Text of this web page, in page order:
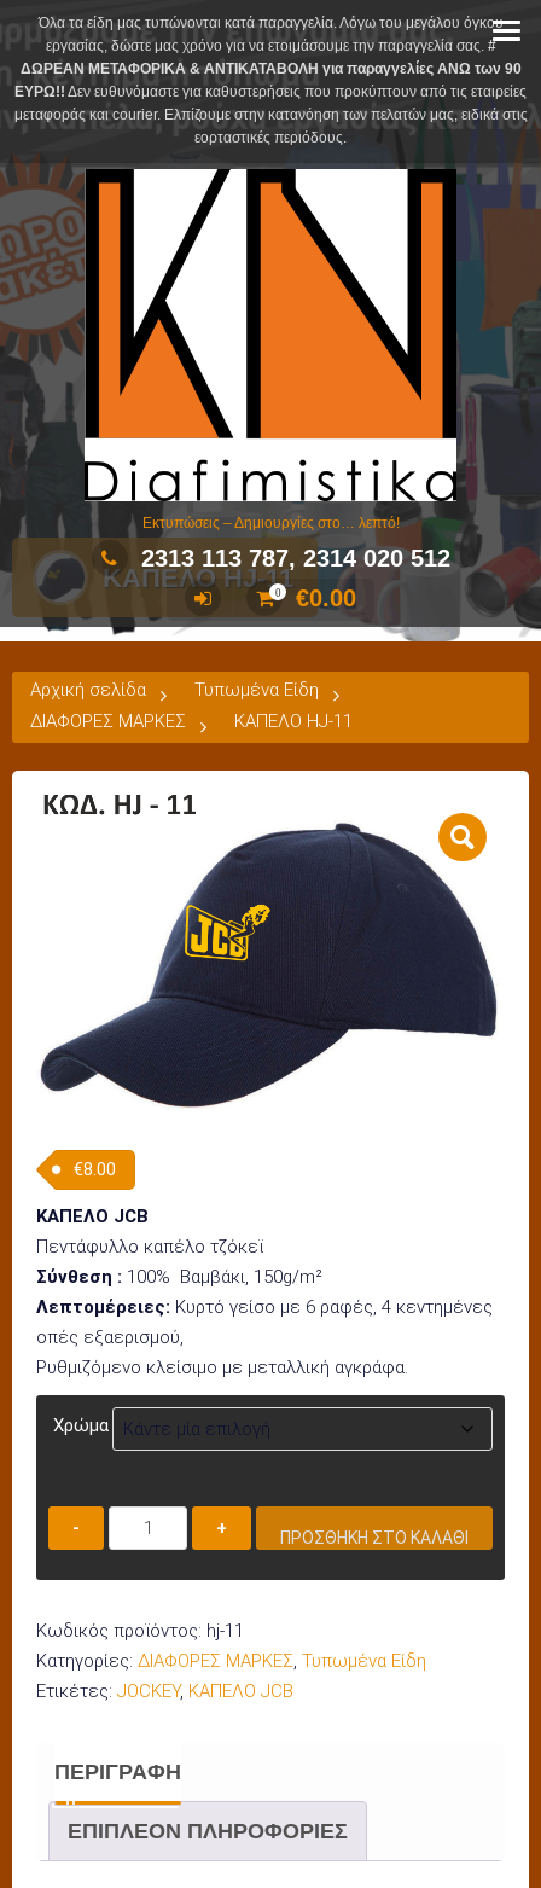
content
Όλα τα είδη μας τυπώνονται κατά παραγγελία. Λόγω του μεγάλου όγκου
εργασίας, δώστε μας χρόνο για να ετοιμάσουμε την παραγγελία σας. #
ΔΩΡΕΑΝ ΜΕΤΑΦΟΡΙΚΑ & ΑΝΤΙΚΑΤΑΒΟΛΗ για παραγγελίες ΑΝΩ των 90
ΕΥΡΩ!! Δεν ευθυνόμαστε για καθυστερήσεις που προκύπτουν από τις εταιρείες
μεταφοράς και courier. Ελπίζουμε στην κατανόηση των πελατών μας, ειδικά στις
εορταστικές περιόδους.
Εκτυπώσεις – Δημιουργίες στο… λεπτό!
2313 113 787, 2314 020 512
0 €0.00
ΚΑΠΕΛΟ HJ-11
Αρχική σελίδα
Τυπωμένα Είδη
ΔΙΑΦΟΡΕΣ ΜΑΡΚΕΣ
ΚΑΠΕΛΟ HJ-11
€8.00
ΚΑΠΕΛΟ JCB
Πεντάφυλλο καπέλο τζόκεϊ
Σύνθεση : 100% Βαμβάκι, 150g/m²
Λεπτομέρειες: Κυρτό γείσο με 6 ραφές, 4 κεντημένες
οπές εξαερισμού,
Ρυθμιζόμενο κλείσιμο με μεταλλική αγκράφα.
Χρώμα
ΚΑΠΕΛΟ
HJ-
11
ΠΡΟΣΘΉΚΗ ΣΤΟ ΚΑΛΆΘΙ
Κωδικός προϊόντος: hj-11
Κατηγορίες: ΔΙΑΦΟΡΕΣ ΜΑΡΚΕΣ, Τυπωμένα Είδη
Ετικέτες: JOCKEY, ΚΑΠΕΛΟ JCB
ΠΕΡΙΓΡΑΦΉ
ΕΠΙΠΛΈΟΝ ΠΛΗΡΟΦΟΡΊΕΣ